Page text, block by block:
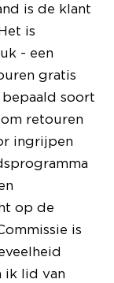
is de klant
is
- een
gratis
soort
retouren
ingrijpen
op de
is
ik lid van